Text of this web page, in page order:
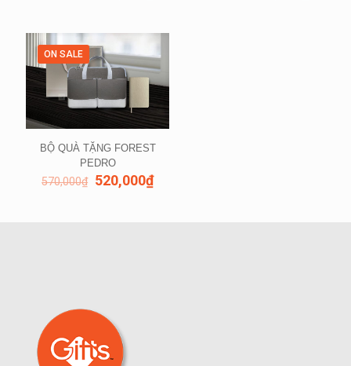
ON SALE
BỘ QUÀ TẶNG FOREST
PEDRO
570,000₫ 520,000₫